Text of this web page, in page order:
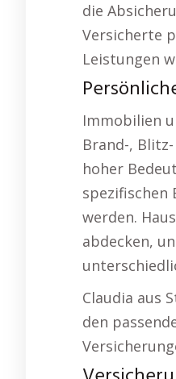
die
Versicherte
Leistungen
Immobilien
Brand-,
hoher
spezifischen
werden.
abdecken,
Claudia aus
den